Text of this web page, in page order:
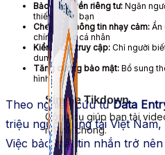
Simple Tikdown
Công cụ giúp bạn tải
nhanh chóng.
Bảo vệ quyền riêng tư: Ngăn
thiết bị của bạn
Che giấu thông tin nhạy cảm: Ẩn
chính hoặc cá nhân
Kiểm soát truy cập: Chỉ người
dung
Tăng cường bảo mật: Bổ sung
hình
Theo nghiên cứu từData
triệu người dùng tại Việt
Việc bảo mật tin nhắn trở